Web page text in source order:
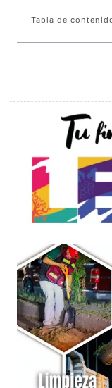
Tabla de